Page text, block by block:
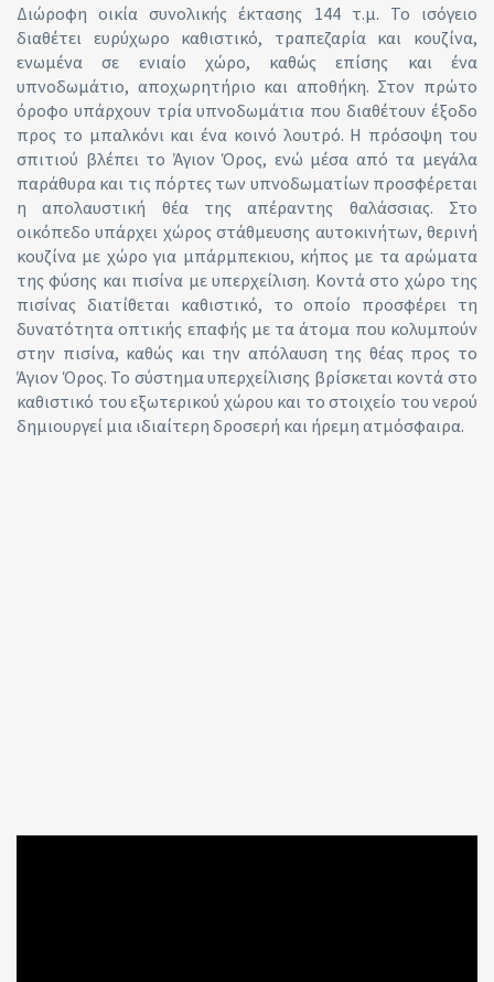
Διώροφη οικία συνολικής έκτασης 144 τ.μ. Το ισόγειο
διαθέτει ευρύχωρο καθιστικό, τραπεζαρία και κουζίνα,
ενωμένα σε ενιαίο χώρο, καθώς επίσης και ένα
υπνοδωμάτιο, αποχωρητήριο και αποθήκη. Στον πρώτο
όροφο υπάρχουν τρία υπνοδωμάτια που διαθέτουν έξοδο
προς το μπαλκόνι και ένα κοινό λουτρό. Η πρόσοψη του
σπιτιού βλέπει το Άγιον Όρος, ενώ μέσα από τα μεγάλα
παράθυρα και τις πόρτες των υπνοδωματίων προσφέρεται
η απολαυστική θέα της απέραντης θαλάσσιας. Στο
οικόπεδο υπάρχει χώρος στάθμευσης αυτοκινήτων, θερινή
κουζίνα με χώρο για μπάρμπεκιου, κήπος με τα αρώματα
της φύσης και πισίνα με υπερχείλιση. Κοντά στο χώρο της
πισίνας διατίθεται καθιστικό, το οποίο προσφέρει τη
δυνατότητα οπτικής επαφής με τα άτομα που κολυμπούν
στην πισίνα, καθώς και την απόλαυση της θέας προς το
Άγιον Όρος. Το σύστημα υπερχείλισης βρίσκεται κοντά στο
καθιστικό του εξωτερικού χώρου και το στοιχείο του νερού
δημιουργεί μια ιδιαίτερη δροσερή και ήρεμη ατμόσφαιρα.